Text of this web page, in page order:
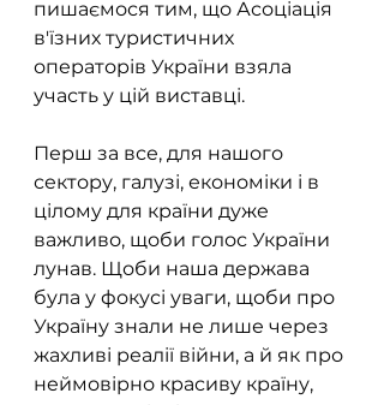
пишаємося тим, що Асоціація
в'їзних туристичних
операторів України взяла
участь у цій виставці.
Перш за все, для нашого
сектору, галузі, економіки і в
цілому для країни дуже
важливо, щоби голос України
лунав. Щоби наша держава
була у фокусі уваги, щоби про
Україну знали не лише через
жахливі реалії війни, а й як про
неймовірно красиву країну,